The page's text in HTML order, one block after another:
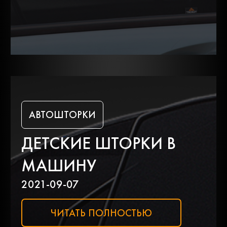
Ifa Infiniti
Jaguar
Jeep Kia
Lada
АВТОШТОРКИ
ДЕТСКИЕ ШТОРКИ В
МАШИНУ
2021-09-07
ЧИТАТЬ ПОЛНОСТЬЮ